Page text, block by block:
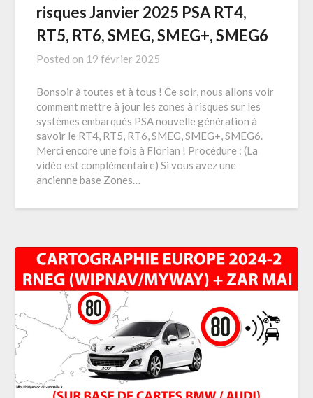
risques Janvier 2025 PSA RT4,
RT5, RT6, SMEG, SMEG+, SMEG6
Posted on 19 février 2025
Bonsoir à toutes et à tous ! Ce soir, nous allons voir
comment mettre à jour les zones à risques sur les
systèmes embarqués PSA nouvelle génération à
savoir le RT4, RT5, RT6, SMEG, SMEG+, SMEG6.
Merci encore une fois à Florian ! Procédure : (La
vidéo est complémentaire) Si vous avez une
ancienne base Zones…